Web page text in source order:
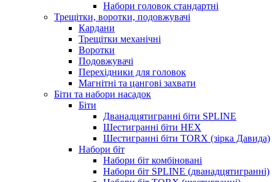
Набори головок стандартні
Трещітки, воротки, подовжувачі
Кардани
Трещітки механічні
Воротки
Подовжувачі
Перехідники для головок
Магнітні та цангові захвати
Біти та набори насадок
Біти
Дванадцятигранні біти SPLINE
Шестигранні біти HEX
Шестигранні біти TORX (зірка Давида)
Набори біт
Набори біт комбіновані
Набори біт SPLINE (дванадцятигранні)